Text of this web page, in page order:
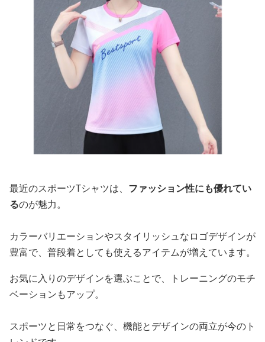
最近のスポーツTシャツは、
ファッション性にも優れてい
のが魅力。
カラーバリエーションやスタイリッシュなロゴデザインが
豊富で、普段着としても使えるアイテムが増えています。
お気に入りのデザインを選ぶことで、トレーニングのモチ
ベーションもアップ。
スポーツと日常をつなぐ、機能とデザインの両立が今のト